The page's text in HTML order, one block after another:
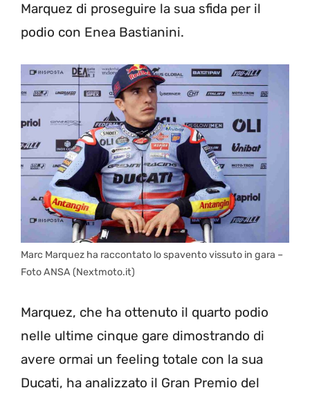
Marquez di proseguire la sua sfida per il
podio con Enea Bastianini.
Marc Marquez ha raccontato lo spavento vissuto in gara –
Foto ANSA (Nextmoto.it)
Marquez, che ha ottenuto il quarto podio
nelle ultime cinque gare dimostrando di
avere ormai un feeling totale con la sua
Ducati, ha analizzato il Gran Premio del